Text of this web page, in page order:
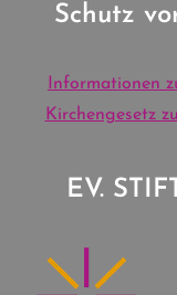
Schutz
Informationen
Kirchengesetz
EV.